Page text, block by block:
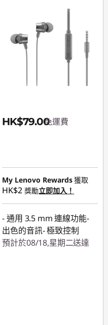
HK$79.00免運費
My Lenovo Rewards獲取
HK$2 獎勵立即加入！
- 通用 3.5 mm 連線功能-
出色的音訊- 極致控制
預計於08/18,星期二送達